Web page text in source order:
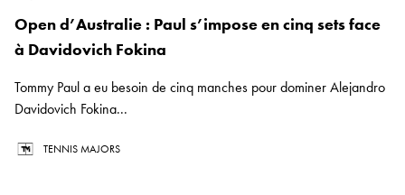
Open d’Australie : Paul s’impose en cinq sets face
à Davidovich Fokina
Tommy Paul a eu besoin de cinq manches pour dominer Alejandro
Davidovich Fokina...
TENNIS MAJORS